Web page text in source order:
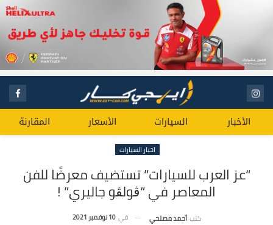
الأخبار السيارات الأسعار المقارنة
اخبار السيارات
“عز العرب للسيارات” تستضيف معرضًا للفن
المعاصر في “ڨولڨو جاليري” !
كتب أحمد مصلحي في 10 نوفمبر 2021